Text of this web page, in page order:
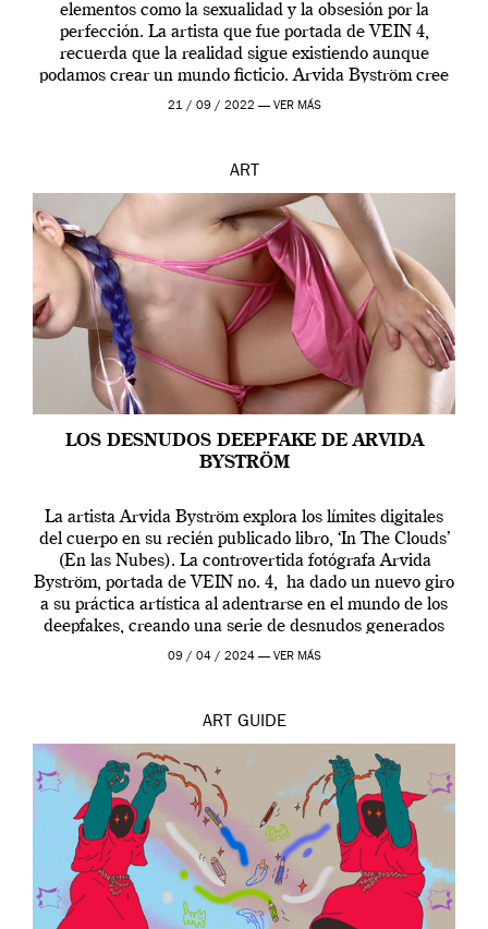
elementos como la sexualidad y la obsesión por la
perfección. La artista que fue portada de VEIN 4,
recuerda que la realidad sigue existiendo aunque
podamos crear un mundo ficticio. Arvida Byström cree
que los humanos tienen un complejo […]
21 / 09 / 2022 — VER MÁS
ART
LOS DESNUDOS DEEPFAKE DE ARVIDA
BYSTRÖM
La artista Arvida Byström explora los límites digitales
del cuerpo en su recién publicado libro, ‘In The Clouds’
(En las Nubes). La controvertida fotógrafa Arvida
Byström, portada de VEIN no. 4, ha dado un nuevo giro
a su práctica artística al adentrarse en el mundo de los
deepfakes, creando una serie de desnudos generados
por […]
09 / 04 / 2024 — VER MÁS
ART GUIDE